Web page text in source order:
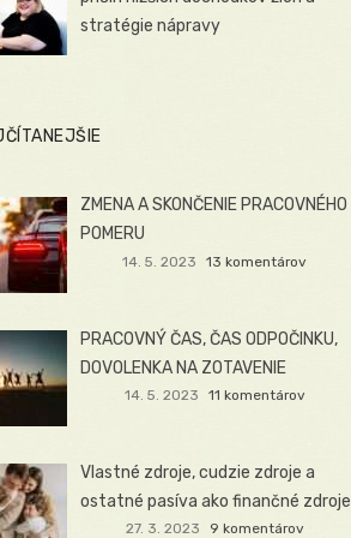
stratégie nápravy
ZMENA A SKONČENIE PRACOVNÉHO
POMERU
14. 5. 2023 13 komentárov
PRACOVNÝ ČAS, ČAS ODPOČINKU,
DOVOLENKA NA ZOTAVENIE
14. 5. 2023 11 komentárov
Vlastné zdroje, cudzie zdroje a
ostatné pasíva ako finančné zdroje
27. 3. 2023 9 komentárov